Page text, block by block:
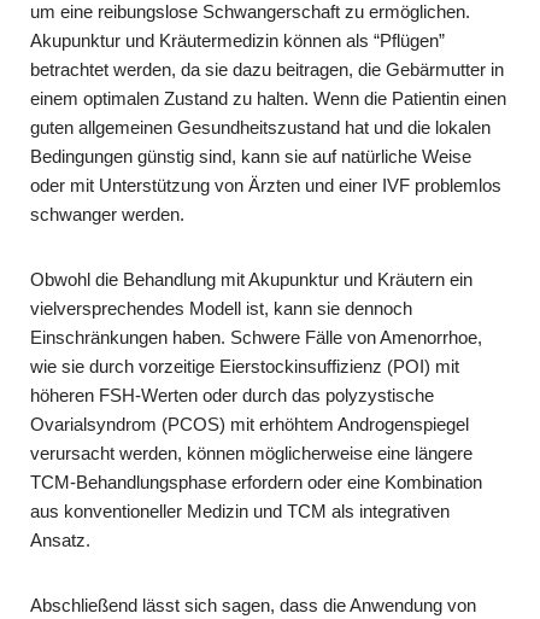
um eine reibungslose Schwangerschaft zu ermöglichen.
Akupunktur und Kräutermedizin können als “Pflügen”
betrachtet werden, da sie dazu beitragen, die Gebärmutter in
einem optimalen Zustand zu halten. Wenn die Patientin einen
guten allgemeinen Gesundheitszustand hat und die lokalen
Bedingungen günstig sind, kann sie auf natürliche Weise
oder mit Unterstützung von Ärzten und einer IVF problemlos
schwanger werden.
Obwohl die Behandlung mit Akupunktur und Kräutern ein
vielversprechendes Modell ist, kann sie dennoch
Einschränkungen haben. Schwere Fälle von Amenorrhoe,
wie sie durch vorzeitige Eierstockinsuffizienz (POI) mit
höheren FSH-Werten oder durch das polyzystische
Ovarialsyndrom (PCOS) mit erhöhtem Androgenspiegel
verursacht werden, können möglicherweise eine längere
TCM-Behandlungsphase erfordern oder eine Kombination
aus konventioneller Medizin und TCM als integrativen
Ansatz.
Abschließend lässt sich sagen, dass die Anwendung von